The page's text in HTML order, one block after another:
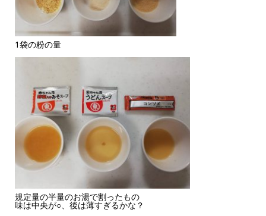
1袋の粉の量
規定量の半量のお湯で割ったもの
味は中央が○、後は薄すぎるかな？